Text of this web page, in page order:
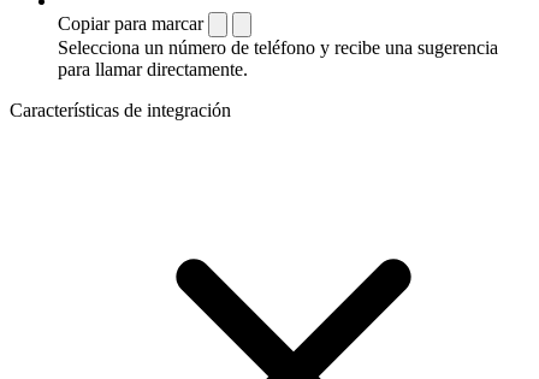
Copiar para marcar
Selecciona un número de teléfono y recibe una sugerencia
para llamar directamente.
Características de integración